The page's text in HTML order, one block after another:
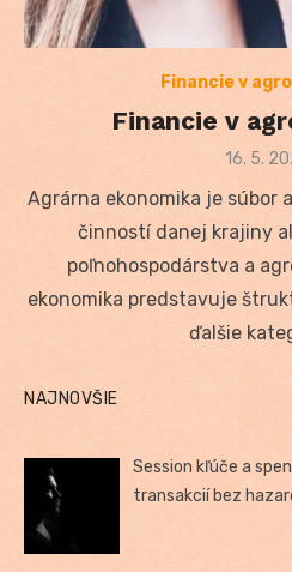
Financie v
Financie v
Posted
16. 5.
Agrárna ekonomika je súbor
činností danej krajiny
poľnohospodárstva a
ekonomika predstavuje
ďalšie
NAJNOVŠIE
Session kľúče a
transakcií bez